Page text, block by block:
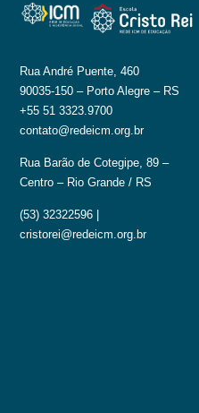
Rua André Puente, 460
90035-150 – Porto Alegre – RS
+55 51 3323.9700
contato@redeicm.org.br
Rua Barão de Cotegipe, 89 –
Centro – Rio Grande / RS
(53) 32322596 |
cristorei@redeicm.org.br